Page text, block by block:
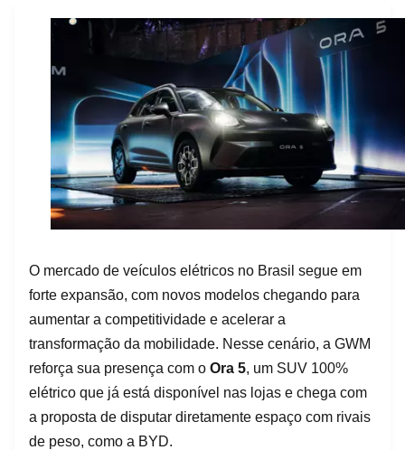
O mercado de veículos elétricos no Brasil segue em
forte expansão, com novos modelos chegando para
aumentar a competitividade e acelerar a
transformação da mobilidade. Nesse cenário, a GWM
reforça sua presença com o Ora 5, um SUV 100%
elétrico que já está disponível nas lojas e chega com
a proposta de disputar diretamente espaço com rivais
de peso, como a BYD.